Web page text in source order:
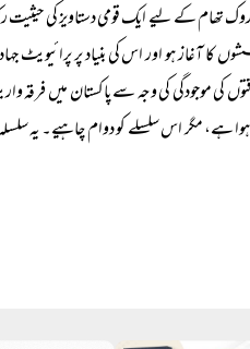
روک تھام کے لیے ایک قومی دستاویز کی
ہو اور اس کی بنیاد پر پرائیویٹ
کی موجودگی کی وجہ سے پاکستان میں فرقہ
ہے، مگر اس سلسلے کو دوام چاہیے۔ یہ